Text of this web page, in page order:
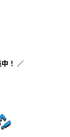
！ ／